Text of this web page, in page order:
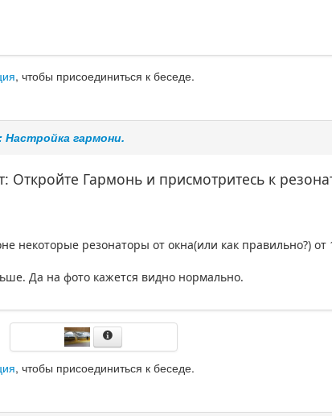
, чтобы присоединиться к беседе.
Настройка гармони.
Гармонь и присмотритесь к
некоторые резонаторы от окна(или как правильно?)
Да на фото кажется видно нормально.
, чтобы присоединиться к беседе.